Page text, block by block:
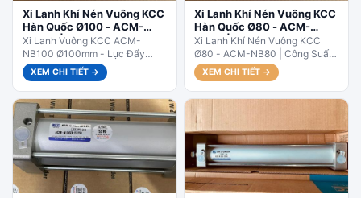
Xi Lanh Khí Nén Vuông KCC
Hàn Quốc Ø100 - ACM-
NB100 | Hành Trình Linh
Hoạt
Xi Lanh Vuông KCC ACM-
NB100 Ø100mm - Lực Đẩy
Siêu Mạnh. ACM-NB100 – Size
lớn nhất, dành cho công
nghiệp...
XEM CHI TIẾT →
Xi Lanh Khí Nén Vuông KCC
Hàn Quốc Ø80 - ACM-
NB80 | Hành Trình Linh
Hoạt
Xi Lanh Khí Nén Vuông KCC
Ø80 - ACM-NB80 | Công Suất
Lớn. ACM-NB80 – Dùng cho
máy dập, máy...
XEM CHI TIẾT →